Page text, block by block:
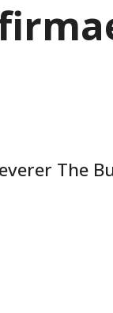
The